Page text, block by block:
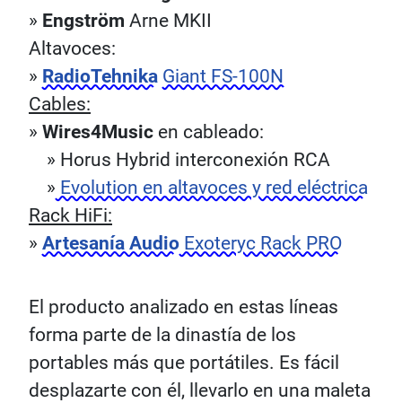
» Engström Arne MKII
Altavoces:
» RadioTehnika Giant FS-100N
Cables:
» Wires4Music en cableado:
» Horus Hybrid interconexión RCA
» Evolution en altavoces y red eléctrica
Rack HiFi:
» Artesanía Audio Exoteryc Rack PRO
El producto analizado en estas líneas
forma parte de la dinastía de los
portables más que portátiles. Es fácil
desplazarte con él, llevarlo en una maleta